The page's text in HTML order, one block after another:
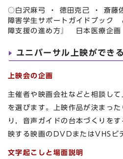
○白沢麻弓 ・ 徳田克己 ・ 斎
障害学生サポートガイドブック
障支援の進め方』 日本医療企画
ユニバーサル上映ができ
上映会の企画
主催者や映画会社などと相談し
を選びます。上映作品が決まっ
り，音声ガイドの台本づくりを
映する映画のDVDまたはVHSビ
文字起こしと場面説明